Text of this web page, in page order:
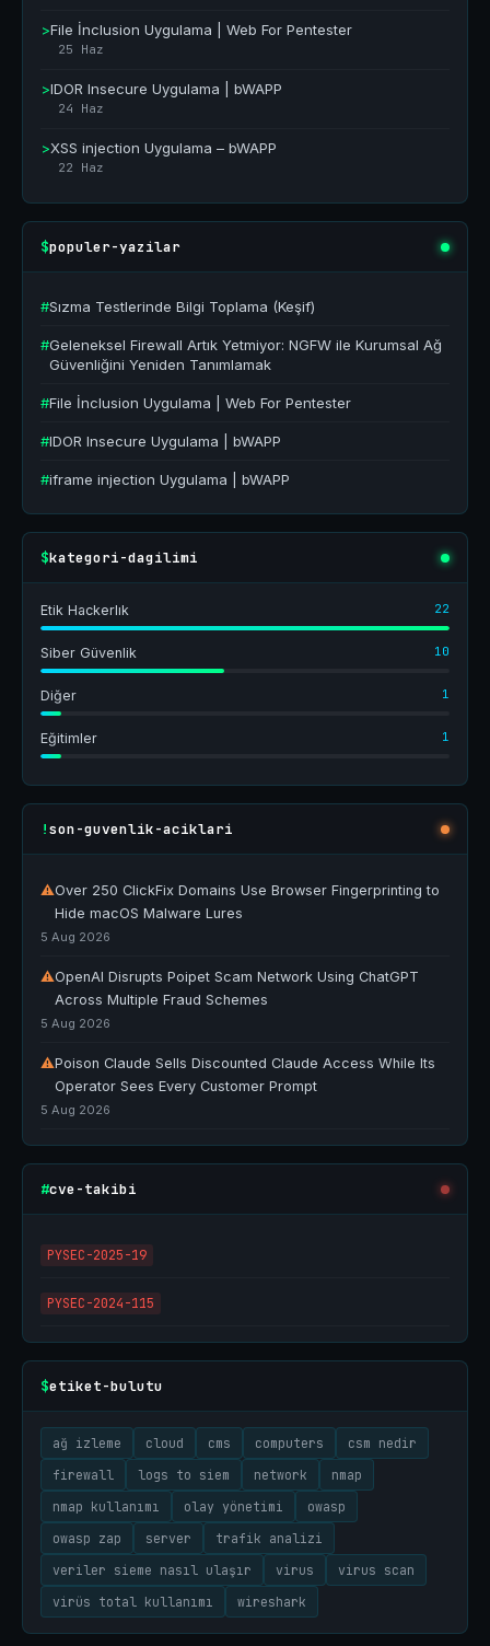
>File İnclusion Uygulama | Web For Pentester
25 Haz
>IDOR Insecure Uygulama | bWAPP
24 Haz
>XSS injection Uygulama – bWAPP
22 Haz
$populer-yazilar
#Sızma Testlerinde Bilgi Toplama (Keşif)
#Geleneksel Firewall Artık Yetmiyor: NGFW ile Kurumsal Ağ
Güvenliğini Yeniden Tanımlamak
#File İnclusion Uygulama | Web For Pentester
#IDOR Insecure Uygulama | bWAPP
#iframe injection Uygulama | bWAPP
$kategori-dagilimi
Etik Hackerlık 22
Siber Güvenlik 10
Diğer 1
Eğitimler 1
!son-guvenlik-aciklari
⚠Over 250 ClickFix Domains Use Browser Fingerprinting to
Hide macOS Malware Lures
5 Aug 2026
⚠OpenAI Disrupts Poipet Scam Network Using ChatGPT
Across Multiple Fraud Schemes
5 Aug 2026
⚠Poison Claude Sells Discounted Claude Access While Its
Operator Sees Every Customer Prompt
5 Aug 2026
#cve-takibi
PYSEC-2025-19
PYSEC-2024-115
$etiket-bulutu
ağ izleme cloud cms computers
csm nedir
firewall
logs to siem network
nmap
nmap kullanımı
olay yönetimi
owasp
owasp zap
server
trafik analizi
veriler sieme nasıl ulaşır
virus
virus scan
virüs total kullanımı
wireshark